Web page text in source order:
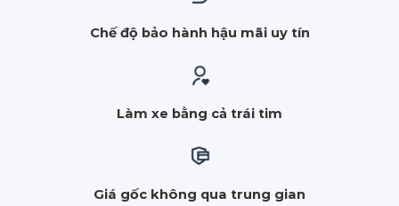
Chế độ bảo hành hậu mãi uy tín
Làm xe bằng cả trái tim
Giá gốc không qua trung gian